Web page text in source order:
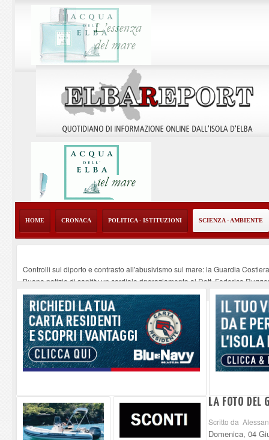
HOME CRONACA POLITICA - ISTITUZIONI SCIENZA - AMBIENTE
Controlli sul diporto e contrasto all'abusivismo sul mare: la Guardia
Buone notizie di sanità: un cordiale ringraziamento al Dott. Federico
Altiero Spinelli e Ursula Hirschmann all'Elba: riaffiora una testimonianza
Capoliveri, potenziata la pulizia dei bordi stradali -07-08-2026
Marina di Campo tra i porti interessati dal nuovo piano dell'Autorità
LA FOTO DEL
Scritto da
Domenica, 04